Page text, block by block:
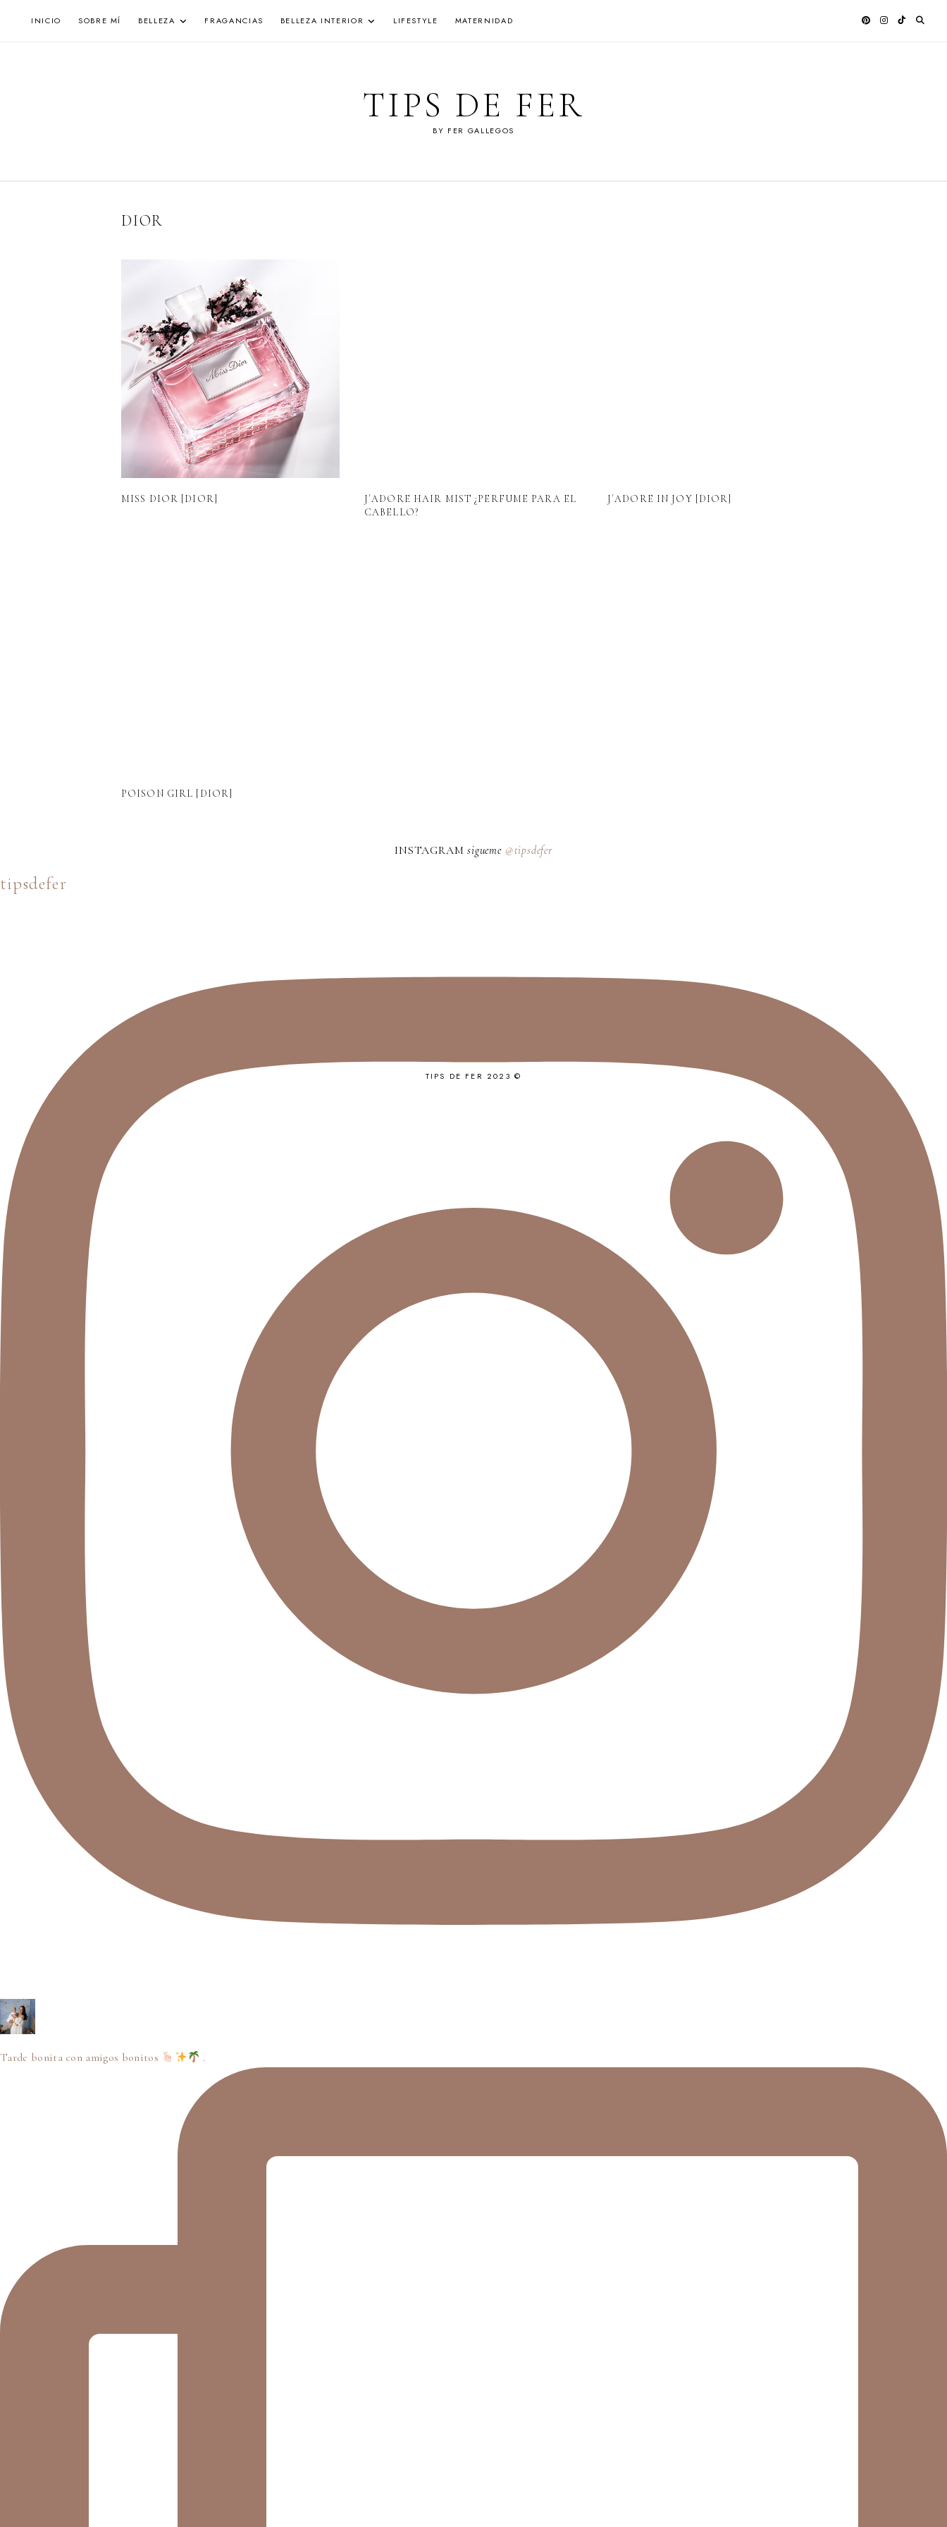
INICIO SOBRE MÍ BELLEZA FRAGANCIAS BELLEZA INTERIOR LIFESTYLE MATERNIDAD
TIPS DE FER
BY FER GALLEGOS
DIOR
MISS DIOR [DIOR]
J´ADORE HAIR MIST ¿PERFUME PARA EL
CABELLO?
J´ADORE IN JOY [DIOR]
POISON GIRL [DIOR]
INSTAGRAMsigueme @tipsdefer
tipsdefer
Tarde bonita con amigos bonitos .
TIPS DE FER 2023 ©